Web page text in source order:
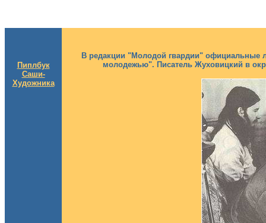
Пиплбук
Саши-
Художника
В редакции "Молодой гвардии" официальные
молодежью". Писатель Жуховицкий в